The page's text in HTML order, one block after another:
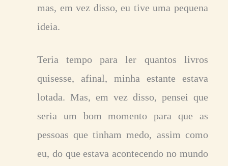
mas, em vez disso, eu tive uma pequena
ideia.
Teria tempo para ler quantos livros
quisesse, afinal, minha estante estava
lotada. Mas, em vez disso, pensei que
seria um bom momento para que as
pessoas que tinham medo, assim como
eu, do que estava acontecendo no mundo